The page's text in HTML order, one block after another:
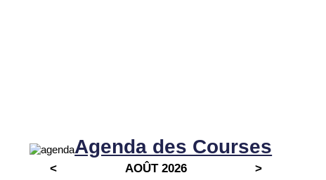
Agenda des Courses
< AOÛT 2026 >